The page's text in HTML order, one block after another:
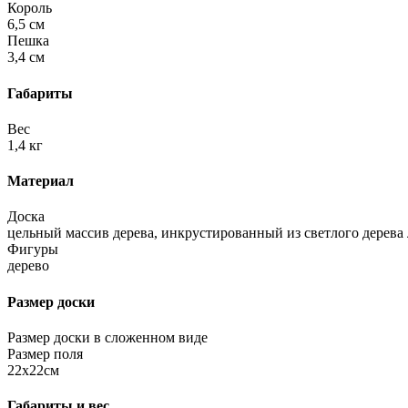
Король
6,5 см
Пешка
3,4 см
Габариты
Вес
1,4 кг
Материал
Доска
цельный массив дерева, инкрустированный из светлого
Фигуры
дерево
Размер доски
Размер доски в сложенном виде
Размер поля
22х22см